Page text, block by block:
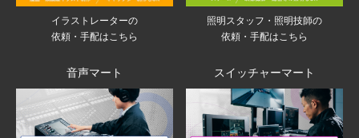
イラストレーターの
依頼・手配はこちら
照明スタッフ・照明技師の
依頼・手配はこちら
音声マート スイッチャーマート